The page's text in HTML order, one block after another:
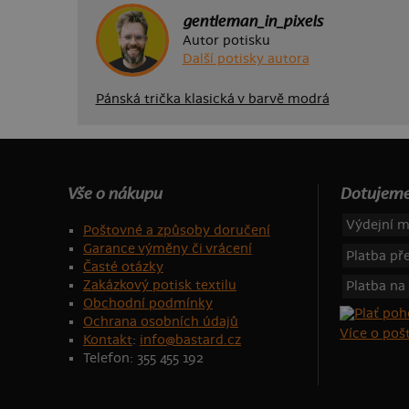
gentleman_in_pixels
Autor potisku
Další potisky autora
Pánská trička klasická v barvě modrá
Vše o nákupu
Poštovné a způsoby doručení
Garance výměny či vrácení
Časté otázky
Zakázkový potisk textilu
Obchodní podmínky
Ochrana osobních údajů
Kontakt: info@bastard.cz
Telefon: 355 455 192
Výdejní
Platba
Platba
Více o